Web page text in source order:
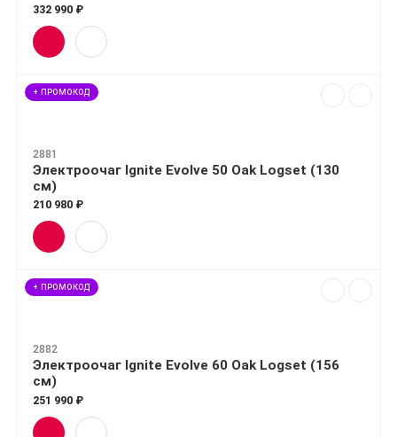
332 990 ₽
+ ПРОМОКОД
2881
Электроочаг Ignite Evolve 50 Oak Logset (130
см)
210 980 ₽
+ ПРОМОКОД
2882
Электроочаг Ignite Evolve 60 Oak Logset (156
см)
251 990 ₽